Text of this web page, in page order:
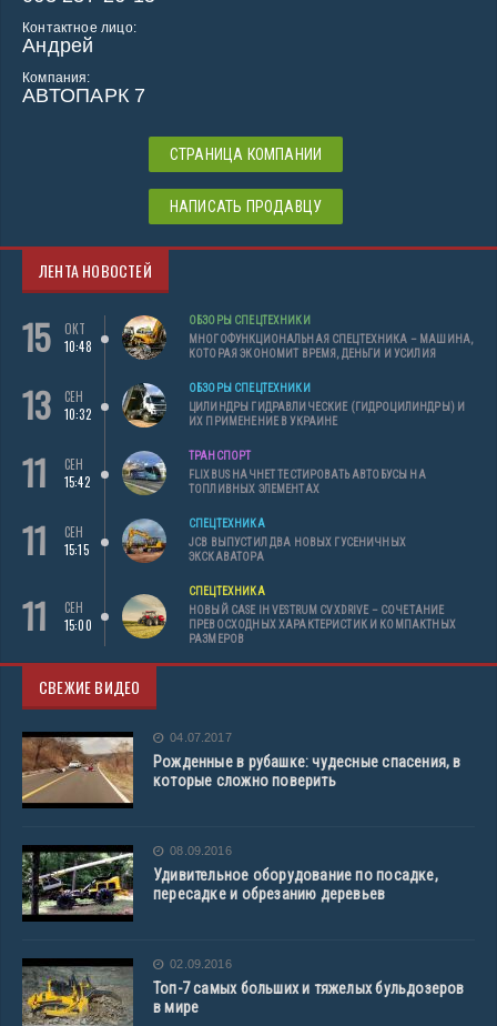
Контактное лицо:
Андрей
Компания:
АВТОПАРК 7
СТРАНИЦА КОМПАНИИ
НАПИСАТЬ ПРОДАВЦУ
ЛЕНТА НОВОСТЕЙ
15
ОКТ
10:48
ОБЗОРЫ СПЕЦТЕХНИКИ
МНОГОФУНКЦИОНАЛЬНАЯ СПЕЦТЕХНИКА – МАШИНА,
КОТОРАЯ ЭКОНОМИТ ВРЕМЯ, ДЕНЬГИ И УСИЛИЯ
13
СЕН
10:32
ОБЗОРЫ СПЕЦТЕХНИКИ
ЦИЛИНДРЫ ГИДРАВЛИЧЕСКИЕ (ГИДРОЦИЛИНДРЫ) И
ИХ ПРИМЕНЕНИЕ В УКРАИНЕ
11
СЕН
15:42
ТРАНСПОРТ
FLIXBUS НАЧНЕТ ТЕСТИРОВАТЬ АВТОБУСЫ НА
ТОПЛИВНЫХ ЭЛЕМЕНТАХ
11
СЕН
15:15
СПЕЦТЕХНИКА
JCB ВЫПУСТИЛ ДВА НОВЫХ ГУСЕНИЧНЫХ
ЭКСКАВАТОРА
11
СЕН
15:00
СПЕЦТЕХНИКА
НОВЫЙ CASE IH VESTRUM CVXDRIVE – СОЧЕТАНИЕ
ПРЕВОСХОДНЫХ ХАРАКТЕРИСТИК И КОМПАКТНЫХ
РАЗМЕРОВ
СВЕЖИЕ ВИДЕО
04.07.2017
Рожденные в рубашке: чудесные спасения, в
которые сложно поверить
08.09.2016
Удивительное оборудование по посадке,
пересадке и обрезанию деревьев
02.09.2016
Топ-7 самых больших и тяжелых бульдозеров
в мире